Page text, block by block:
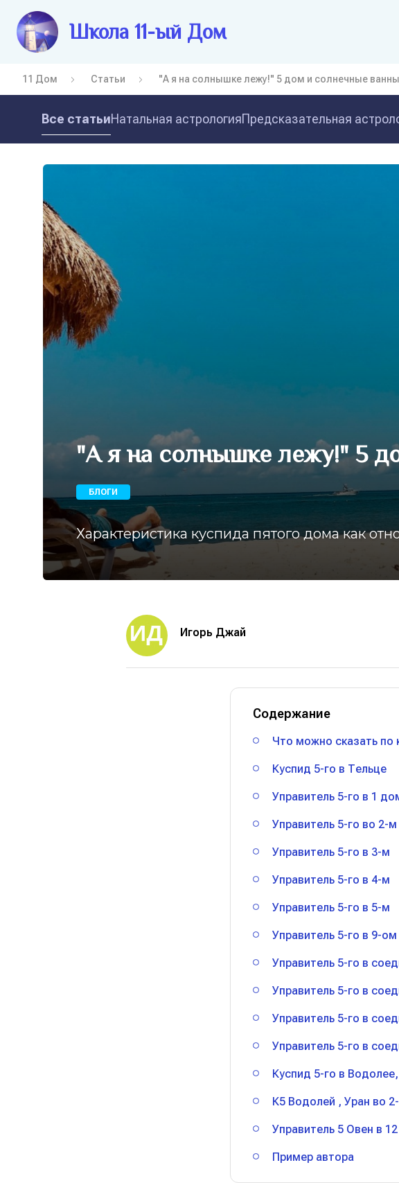
Школа 11-ый Дом
11 Дом Статьи "А я на солнышке лежу!" 5 дом и солнечные ванны
Все статьиНатальная астрологияПредсказательная
"А я на солнышке лежу!" 5
БЛОГИ
Характеристика куспида пятого дома как
Игорь Джай
Содержание
Что можно сказать по
Куспид 5-го в Тельце
Управитель 5-го в 1
Управитель 5-го во 2-м
Управитель 5-го в 3-м
Управитель 5-го в 4-м
Управитель 5-го в 5-м
Управитель 5-го в 9-ом
Управитель 5-го в
Управитель 5-го в
Управитель 5-го в
Управитель 5-го в
Куспид 5-го в
К5 Водолей , Уран во
Управитель 5 Овен в
Пример автора